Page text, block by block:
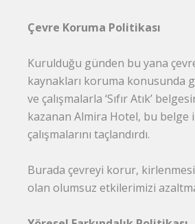
Çevre Koruma Politikası
Kurulduğu günden bu yana
kaynakları koruma konusunda
ve çalışmalarla ‘Sıfır Atık’
kazanan Almira Hotel, bu belge
çalışmalarını taçlandırdı.
Burada çevreyi korur,
olan olumsuz etkilerimizi